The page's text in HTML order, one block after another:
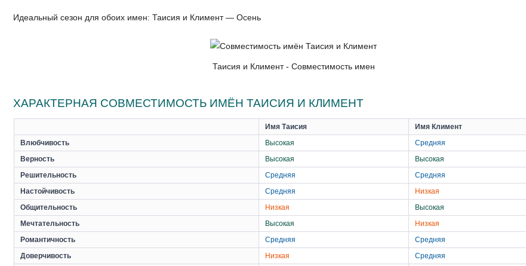
Идеальный сезон для обоих имен: Таисия и Климент — Осень
Таисия и Климент - Совместимость имен
ХАРАКТЕРНАЯ СОВМЕСТИМОСТЬ ИМЁН ТАИСИЯ И КЛИМЕНТ
Имя Таисия
Имя Климент
Влюбчивость
Высокая
Средняя
Верность
Высокая
Высокая
Решительность
Средняя
Средняя
Настойчивость
Средняя
Низкая
Общительность
Низкая
Высокая
Мечтательность
Высокая
Низкая
Романтичность
Средняя
Средняя
Доверчивость
Низкая
Средняя